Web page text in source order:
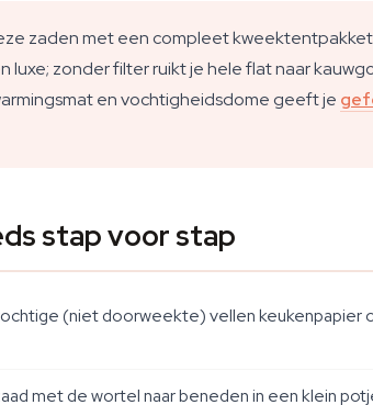
zaden met een compleet
zonder filter ruikt je hele flat naar
en vochtigheidsdome geeft je
stap voor stap
(niet doorweekte) vellen keukenpapier
met de wortel naar beneden in een klein